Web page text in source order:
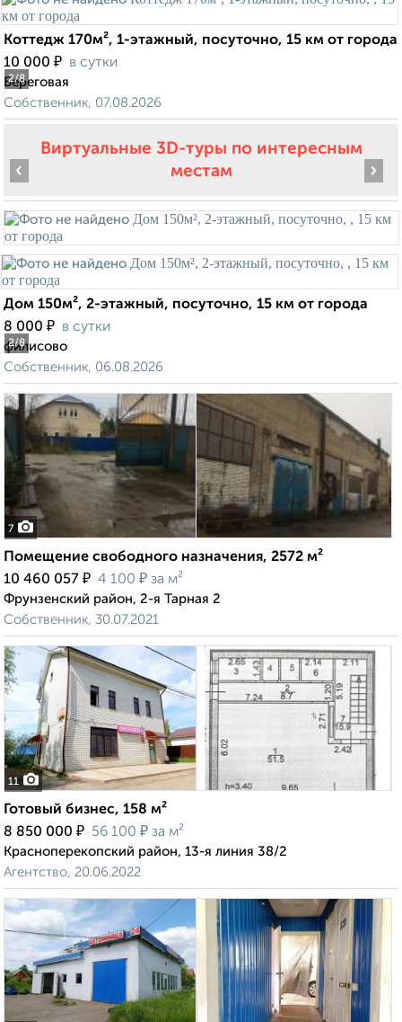
2/8
Коттедж 170м², 1-этажный, посуточно, 15 км от города
10 000 ₽ в сутки
Береговая
Собственник, 07.08.2026
Виртуальные 3D-туры по интересным
местам
2/8
‹ ›
Дом 150м², 2-этажный, посуточно, 15 км от города
8 000 ₽ в сутки
филисово
Собственник, 06.08.2026
7
Помещение свободного назначения, 2572 м²
10 460 057 ₽ 4 100 ₽ за м²
Фрунзенский район, 2-я Тарная 2
Собственник, 30.07.2021
11
Готовый бизнес, 158 м²
8 850 000 ₽ 56 100 ₽ за м²
Красноперекопский район, 13-я линия 38/2
Агентство, 20.06.2022